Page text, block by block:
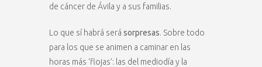
de cáncer de Ávila y a sus familias.
Lo que sí habrá será sorpresas. Sobre todo
para los que se animen a caminar en las
horas más ‘flojas’: las del mediodía y la